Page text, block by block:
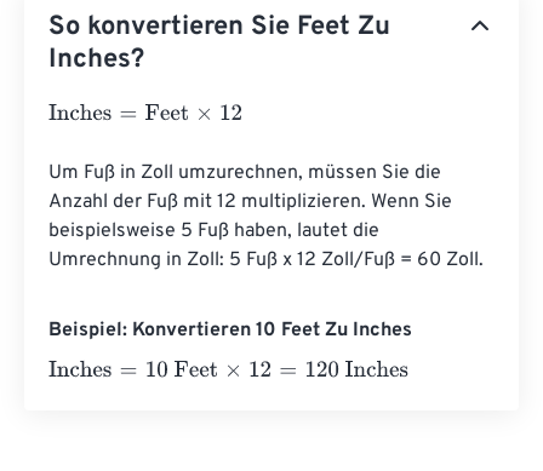
So konvertieren Sie Feet Zu
Inches?
Inches= Feet×12
Um Fuß in Zoll umzurechnen, müssen Sie die
Anzahl der Fuß mit 12 multiplizieren. Wenn Sie
beispielsweise 5 Fuß haben, lautet die
Umrechnung in Zoll: 5 Fuß x 12 Zoll/Fuß = 60 Zoll.
Beispiel: Konvertieren 10 Feet Zu Inches
Inches= 10 Feet×12= 120 Inches